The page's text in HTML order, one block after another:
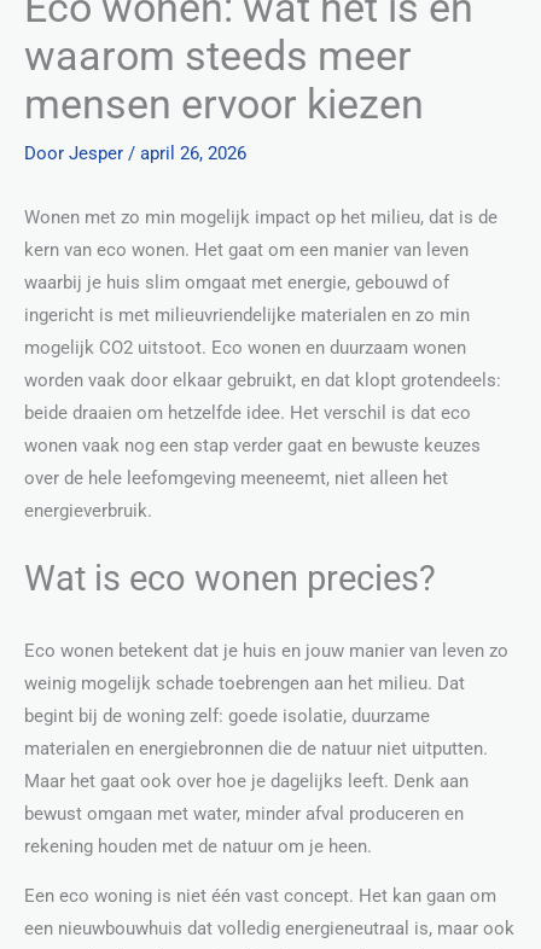
waarom steeds meer
mensen ervoor kiezen
Door Jesper / april 26, 2026
Wonen met zo min mogelijk impact op het milieu, dat is de
kern van eco wonen. Het gaat om een manier van leven
waarbij je huis slim omgaat met energie, gebouwd of
ingericht is met milieuvriendelijke materialen en zo min
mogelijk CO2 uitstoot. Eco wonen en duurzaam wonen
worden vaak door elkaar gebruikt, en dat klopt grotendeels:
beide draaien om hetzelfde idee. Het verschil is dat eco
wonen vaak nog een stap verder gaat en bewuste keuzes
over de hele leefomgeving meeneemt, niet alleen het
energieverbruik.
Wat is eco wonen precies?
Eco wonen betekent dat je huis en jouw manier van leven zo
weinig mogelijk schade toebrengen aan het milieu. Dat
begint bij de woning zelf: goede isolatie, duurzame
materialen en energiebronnen die de natuur niet uitputten.
Maar het gaat ook over hoe je dagelijks leeft. Denk aan
bewust omgaan met water, minder afval produceren en
rekening houden met de natuur om je heen.
Een eco woning is niet één vast concept. Het kan gaan om
een nieuwbouwhuis dat volledig energieneutraal is, maar ook